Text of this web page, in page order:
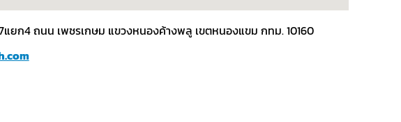
แยก4 ถนน เพชรเกษม แขวงหนองค้างพลู เขตหนองแขม กทม. 10160